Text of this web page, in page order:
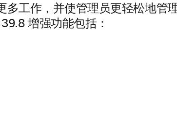
多工作，并使管理员更轻松地管
增强功能包括：